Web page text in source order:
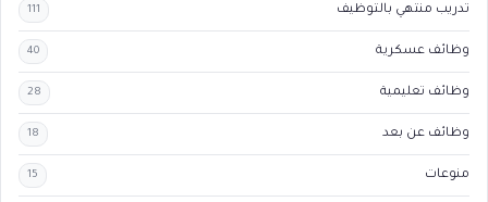
تدريب منتهي بالتوظيف 111
وظائف عسكرية 40
وظائف تعليمية 28
وظائف عن بعد 18
منوعات 15